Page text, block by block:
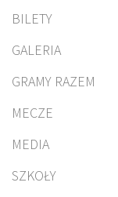
BILETY
GALERIA
GRAMY RAZEM
MECZE
MEDIA
SZKOŁY